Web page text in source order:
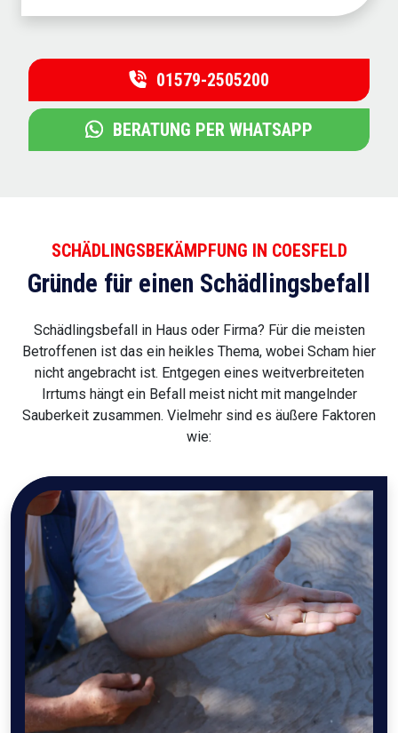
01579-2505200
BERATUNG PER WHATSAPP
SCHÄDLINGSBEKÄMPFUNG IN COESFELD
Gründe für einen Schädlingsbefall
Schädlingsbefall in Haus oder Firma? Für die meisten
Betroffenen ist das ein heikles Thema, wobei Scham hier
nicht angebracht ist. Entgegen eines weitverbreiteten
Irrtums hängt ein Befall meist nicht mit mangelnder
Sauberkeit zusammen. Vielmehr sind es äußere Faktoren
wie: